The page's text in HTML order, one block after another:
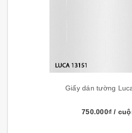
Giấy dán tường
750.000₫/